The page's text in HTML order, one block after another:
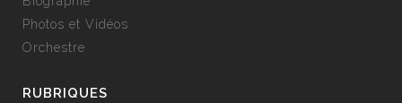
Photos et Vidéos
Orchestre
RUBRIQUES